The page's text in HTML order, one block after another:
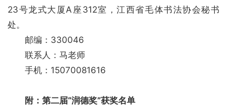
容
23号龙式大厦A座312室，江西省毛体书法协会秘书
处。
邮编：330046
联系人：马老师
手机：15070081616
附： 第二届“润德奖”获奖名单